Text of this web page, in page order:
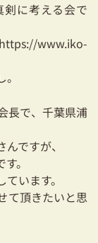
剣に考える会で
https://www.iko-
長で、千葉県浦
ですが、
。
います。
て頂きたいと思